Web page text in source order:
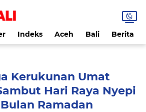
Indeks Aceh Bali Berita
Kerukunan Umat
Hari Raya Nyepi
Ramadan